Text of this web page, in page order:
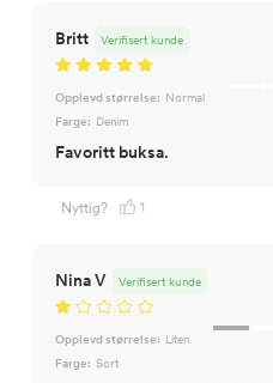
Britt Verifisert kunde
Opplevd størrelse: Normal
Farge: Denim
Favoritt buksa.
Nyttig? 1
Nina V Verifisert kunde
Opplevd størrelse: Liten
Farge: Sort